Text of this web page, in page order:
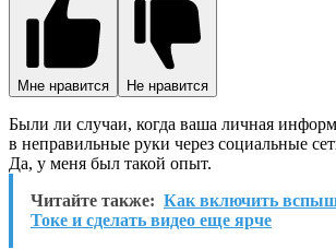
Мне нравится Не нравится
Были ли случаи, когда ваша личная
в неправильные руки через социальные
Да, у меня был такой опыт.
Читайте также: Как включить
Токе и сделать видео еще ярче